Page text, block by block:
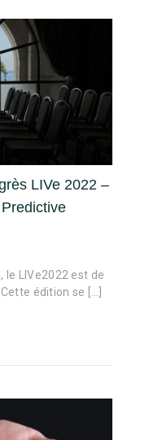
LIVe 2022 –
le LIVe2022 est de
édition se […]